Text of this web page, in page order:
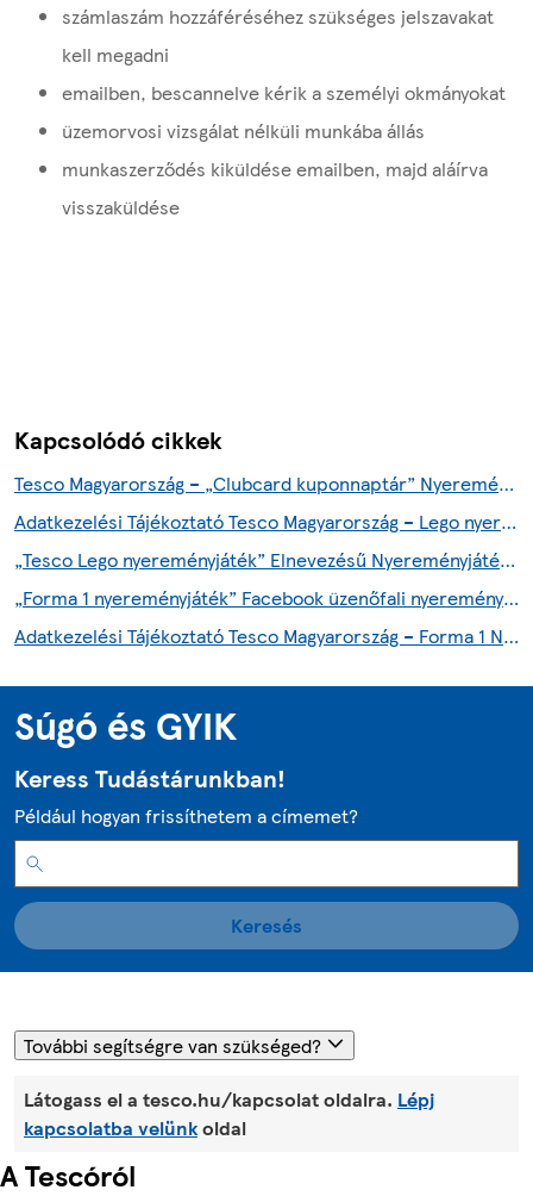
számlaszám hozzáféréséhez szükséges jelszavakat
kell megadni
emailben, bescannelve kérik a személyi okmányokat
üzemorvosi vizsgálat nélküli munkába állás
munkaszerződés kiküldése emailben, majd aláírva
visszaküldése
Kapcsolódó cikkek
Tesco Magyarország – „Clubcard kuponnaptár” Nyereményjáték részvételi- és játékszabályzata
Adatkezelési Tájékoztató Tesco Magyarország – Lego nyereményjáték 2026
„Tesco Lego nyereményjáték” Elnevezésű Nyereményjáték Részvételi- És Játékszabályzata 2026
„Forma 1 nyereményjáték” Facebook üzenőfali nyereményjáték” – hivatalos részvételi- és játékszabályzat
Adatkezelési Tájékoztató Tesco Magyarország – Forma 1 Nyereményjáték
Súgó és GYIK
Keress Tudástárunkban!
Például hogyan frissíthetem a címemet?
Keresés
További segítségre van szükséged?
Látogass el a tesco.hu/kapcsolat oldalra. Lépj
kapcsolatba velünkoldal
A Tescóról